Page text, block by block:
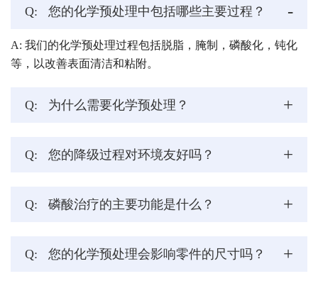
Q: 您的化学预处理中包括哪些主要过程？ -
A: 我们的化学预处理过程包括脱脂，腌制，磷酸化，钝化
等，以改善表面清洁和粘附。
Q: 为什么需要化学预处理？ +
Q: 您的降级过程对环境友好吗？ +
Q: 磷酸治疗的主要功能是什么？ +
Q: 您的化学预处理会影响零件的尺寸吗？ +